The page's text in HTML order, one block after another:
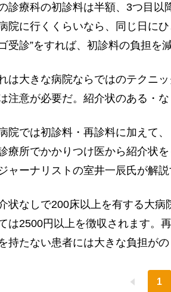
診療科の初診料は半額、3つ目以
院に行くくらいなら、同じ日に
受診”をすれば、初診料の負担を
は大きな病院ならではのテクニ
注意が必要だ。紹介状のある・
院では初診料・再診料に加えて
療所でかかりつけ医から紹介状
ャーナリストの室井一辰氏が解説
介状なしで200床以上を有する大
は2500円以上を徴収されます。
持たない患者には大きな負担がの
1